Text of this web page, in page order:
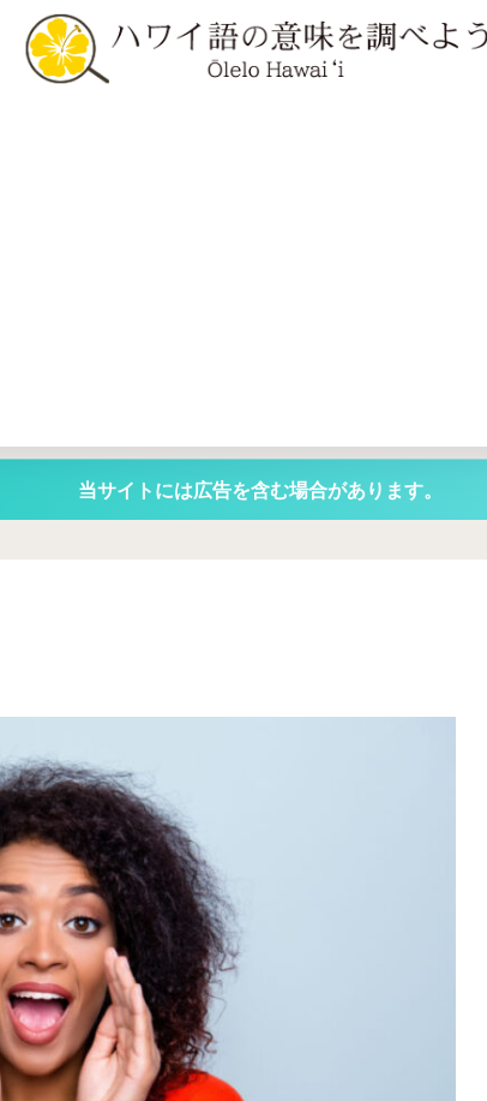
当サイトには広告を含む場合があります。